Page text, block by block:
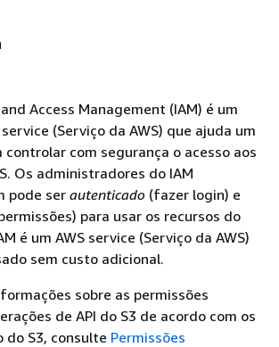
Access Management (IAM) é um
(Serviço da AWS) que ajuda um
com segurança o acesso aos
Os administradores do IAM
pode ser autenticado (fazer login) e
para usar os recursos do
é um AWS service (Serviço da AWS)
sem custo adicional.
sobre as permissões
de API do S3 de acordo com os
do S3, consulte Permissões